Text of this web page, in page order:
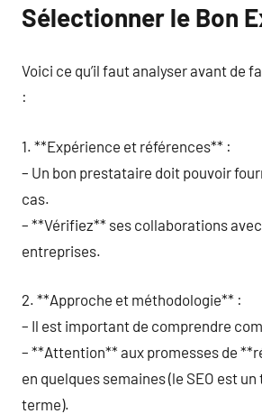
Sélectionner le Bon
Voici ce qu’il faut analyser avant de
:
1. **Expérience et références** :
– Un bon prestataire doit pouvoir
cas.
– **Vérifiez** ses collaborations avec
entreprises.
2. **Approche et méthodologie** :
– Il est important de comprendre
– **Attention** aux promesses de
en quelques semaines (le SEO est
terme).